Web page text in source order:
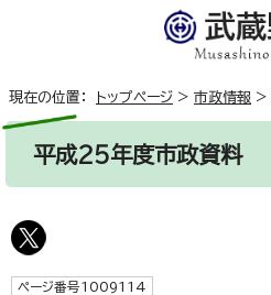
現在の位置： トップページ > 市政情報 >
平成25年度市政資料
ページ番号1009114